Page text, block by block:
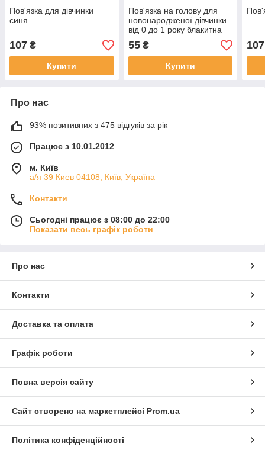
Пов'язка для дівчинки
синя
107 ₴
Купити
Пов'язка на голову для
новонародженої дівчинки
від 0 до 1 року блакитна
55₴
Купити
107
Про нас
93% позитивних з 475 відгуків за рік
Працює з 10.01.2012
м. Київ
а/я 39 Киев 04108, Київ, Україна
Контакти
Сьогодні працює з 08:00 до 22:00
Показати весь графік роботи
Про нас
Контакти
Доставка та оплата
Графік роботи
Повна версія сайту
Сайт створено на маркетплейсі Prom.ua
Політика конфіденційності